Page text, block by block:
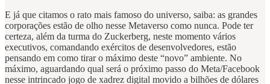
E já que citamos o rato mais famoso do universo, saiba: as grandes
corporações estão de olho nesse Metaverso como nunca. Pode ter
certeza, além da turma do Zuckerberg, neste momento vários
executivos, comandando exércitos de desenvolvedores, estão
pensando em como tirar o máximo deste “novo” ambiente. No
máximo, aguardando qual será o próximo passo do Meta/Facebook
nesse intrincado jogo de xadrez digital movido a bilhões de dólares